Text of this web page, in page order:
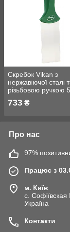
Скребок Vikan з
нержавіючої сталі
різьбовою ручкою
733 ₴
Про нас
97%
Працює з
м. Київ
с. Софіївская
Україна
Контакти